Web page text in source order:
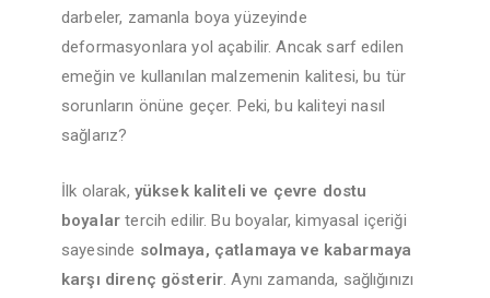
darbeler, zamanla boya yüzeyinde
deformasyonlara yol açabilir. Ancak sarf edilen
emeğin ve kullanılan malzemenin kalitesi, bu tür
sorunların önüne geçer. Peki, bu kaliteyi nasıl
sağlarız?
İlk olarak, yüksek kaliteli ve çevre dostu
boyalar tercih edilir. Bu boyalar, kimyasal içeriği
sayesinde solmaya, çatlamaya ve kabarmaya
karşı direnç gösterir. Aynı zamanda, sağlığınızı